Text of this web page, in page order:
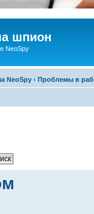
шпион
NeoSpy
NeoSpy ‹ Проблемы в